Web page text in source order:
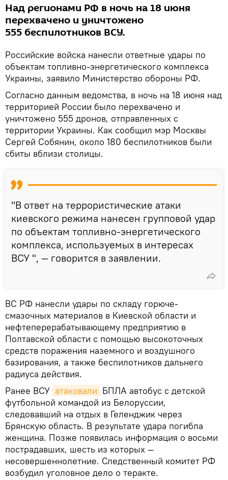
Над регионами РФ в ночь на 18 июня
перехвачено и уничтожено
555 беспилотников ВСУ.
Российские войска нанесли ответные удары по
объектам топливно-энергетического комплекса
Украины, заявило Министерство обороны РФ.
Согласно данным ведомства, в ночь на 18 июня над
территорией России было перехвачено и
уничтожено 555 дронов, отправленных с
территории Украины. Как сообщил мэр Москвы
Сергей Собянин, около 180 беспилотников были
сбиты вблизи столицы.
"В ответ на террористические атаки
киевского режима нанесен групповой удар
по объектам топливно-энергетического
комплекса, используемых в интересах
ВСУ ", — говорится в заявлении.
ВС РФ нанесли удары по складу горюче-
смазочных материалов в Киевской области и
нефтеперерабатывающему предприятию в
Полтавской области с помощью высокоточных
средств поражения наземного и воздушного
базирования, а также беспилотников дальнего
радиуса действия.
Ранее ВСУ атаковали БПЛА автобус с детской
футбольной командой из Белоруссии,
следовавший на отдых в Геленджик через
Брянскую область. В результате удара погибла
женщина. Позже появилась информация о восьми
пострадавших, шесть из которых —
несовершеннолетние. Следственный комитет РФ
возбудил уголовное дело о теракте.